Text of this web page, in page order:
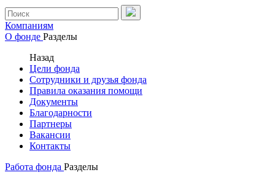
Компаниям
О фонде Разделы
Назад
Цели фонда
Сотрудники и друзья фонда
Правила оказания помощи
Документы
Благодарности
Партнеры
Вакансии
Контакты
Работа фонда Разделы